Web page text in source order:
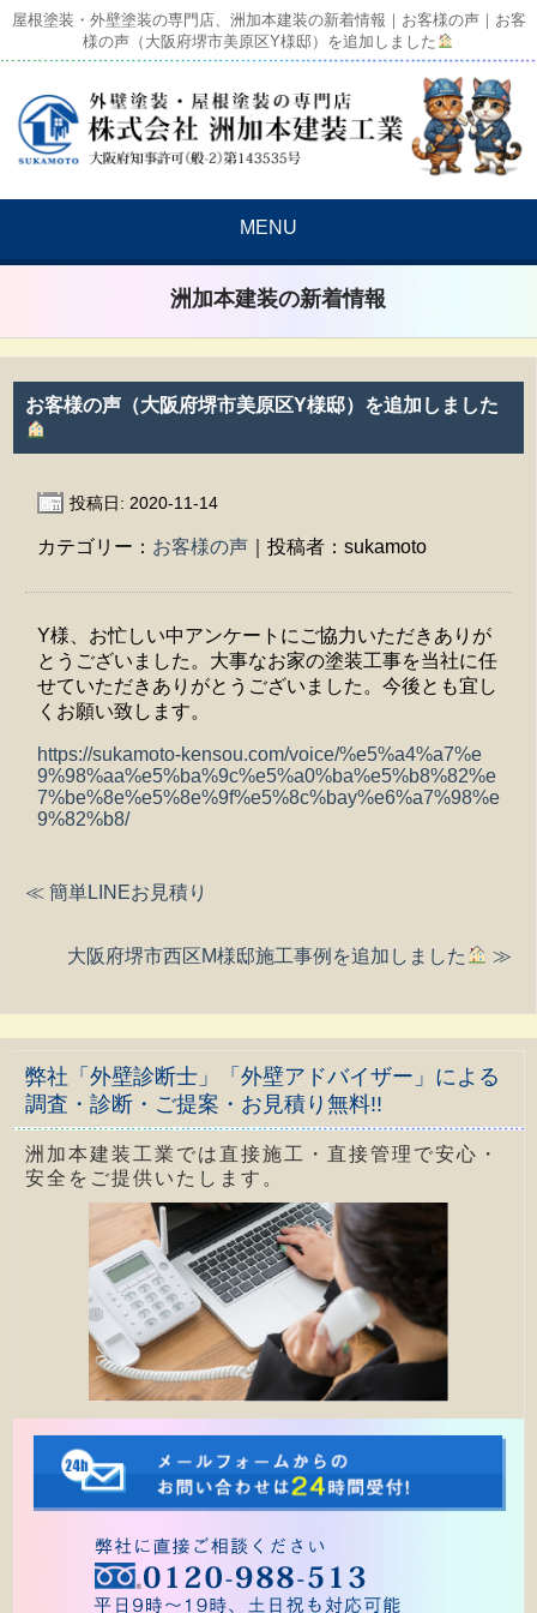
屋根塗装・外壁塗装の専門店、洲加本建装の新着情報｜お客様の声｜お客
様の声（大阪府堺市美原区Y様邸）を追加しました
MENU
洲加本建装の新着情報
お客様の声（大阪府堺市美原区Y様邸）を追加しました
投稿日: 2020-11-14
カテゴリー： お客様の声 ｜投稿者：sukamoto
Y様、お忙しい中アンケートにご協力いただきありが
とうございました。大事なお家の塗装工事を当社に任
せていただきありがとうございました。今後とも宜し
くお願い致します。
https://sukamoto-kensou.com/voice/%e5%a4%a7%e
9%98%aa%e5%ba%9c%e5%a0%ba%e5%b8%82%e
7%be%8e%e5%8e%9f%e5%8c%bay%e6%a7%98%e
9%82%b8/
≪ 簡単LINEお見積り
大阪府堺市西区M様邸施工事例を追加しました ≫
弊社「外壁診断士」「外壁アドバイザー」による
調査・診断・ご提案・お見積り無料!!
洲加本建装工業では直接施工・直接管理で安心・
安全をご提供いたします。